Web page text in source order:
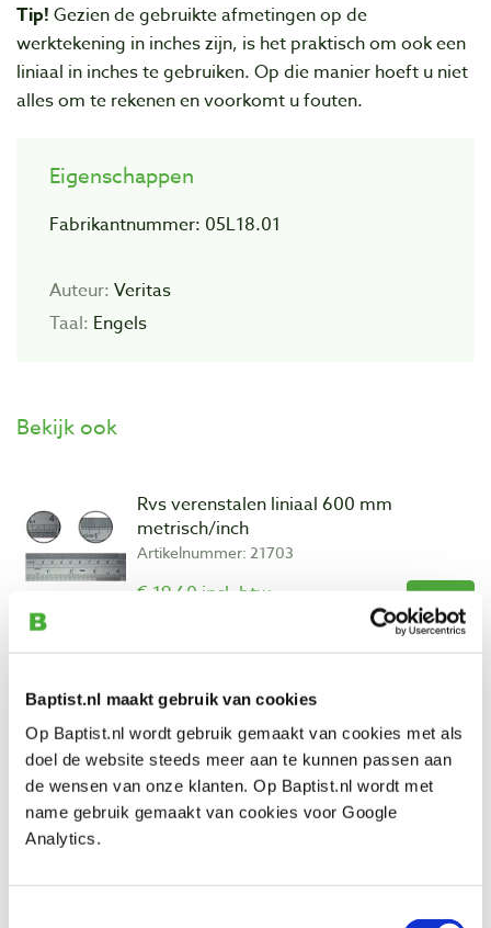
Baptist.nl maakt gebruik van cookies
Op Baptist.nl wordt gebruik gemaakt van cookies met als
doel de website steeds meer aan te kunnen passen aan
de wensen van onze klanten. Op Baptist.nl wordt met
name gebruik gemaakt van cookies voor Google
Analytics.
Tip! Gezien de gebruikte afmetingen op de
werktekening in inches zijn, is het praktisch om ook een
liniaal in inches te gebruiken. Op die manier hoeft u niet
alles om te rekenen en voorkomt u fouten.
Eigenschappen
Fabrikantnummer: 05L18.01
Auteur: Veritas
Taal: Engels
Bekijk ook
Rvs verenstalen liniaal 600 mm
metrisch/inch
Artikelnummer: 21703
€ 19,60 incl. btw
Op voorraad
Rvs verenstalen liniaal 1000 mm
metrisch/inch
Artikelnummer: 21704